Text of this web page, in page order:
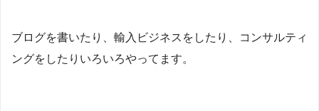
ブログを書いたり、輸入ビジネスをしたり、コンサルティ
ングをしたりいろいろやってます。